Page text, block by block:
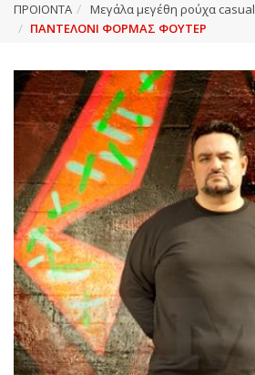
ΠΡΟΙΟΝΤΑ Μεγάλα μεγέθη ρούχα casual
ΠΑΝΤΕΛΟΝΙ ΦΟΡΜΑΣ ΦΟΥΤΕΡ